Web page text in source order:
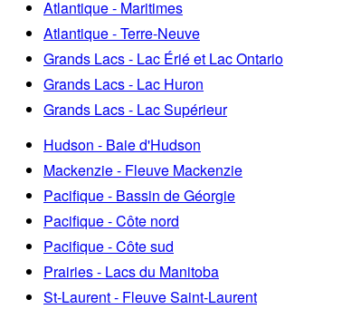
Atlantique - Maritimes
Atlantique - Terre-Neuve
Grands Lacs - Lac Érié et Lac Ontario
Grands Lacs - Lac Huron
Grands Lacs - Lac Supérieur
Hudson - Baie d'Hudson
Mackenzie - Fleuve Mackenzie
Pacifique - Bassin de Géorgie
Pacifique - Côte nord
Pacifique - Côte sud
Prairies - Lacs du Manitoba
St-Laurent - Fleuve Saint-Laurent